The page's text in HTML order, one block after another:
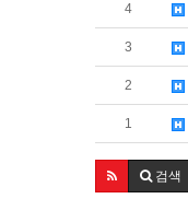
4
3
2
1
검색